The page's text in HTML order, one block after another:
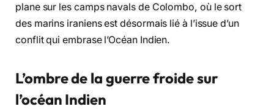
plane sur les camps navals de Colombo, où le sort
des marins iraniens est désormais lié à l’issue d’un
conflit qui embrase l’Océan Indien.
L’ombre de la guerre froide sur
l’océan Indien